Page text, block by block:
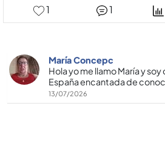
1 1
María Concepc
Hola yo me llamo María y
España encantada de
13/07/2026